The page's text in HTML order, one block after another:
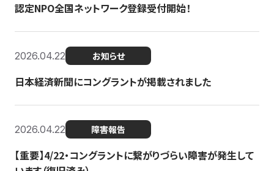
認定NPO全国ネットワーク登録受付開始！
2026.04.22 お知らせ
日本経済新聞にコングラントが掲載されました
2026.04.22 障害報告
【重要】4/22・コングラントに繋がりづらい障害が発生して